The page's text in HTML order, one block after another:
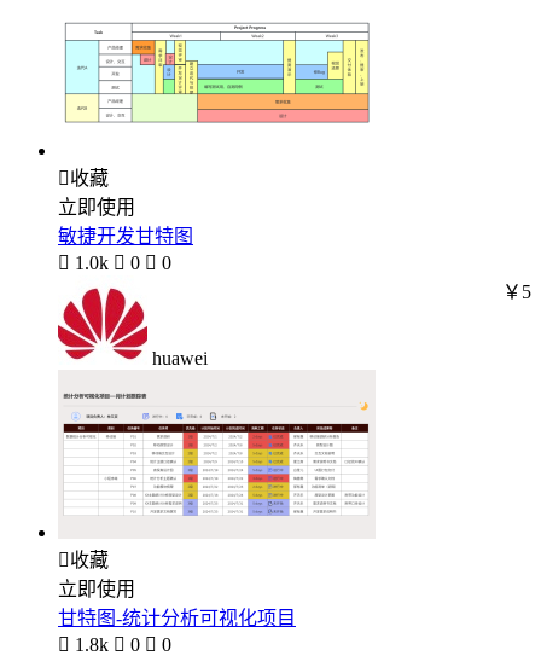
收藏
立即使用
敏捷开发甘特图
 1.0k  0  0
huawei
￥5
收藏
立即使用
甘特图-统计分析可视化项目
 1.8k  0  0